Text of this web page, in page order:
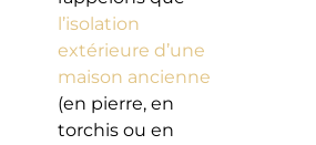
l’isolation
extérieure d’une
maison ancienne
(en pierre, en
torchis ou en